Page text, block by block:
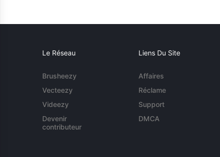
Le Réseau
Brusheezy
Vecteezy
Videezy
Devenir
contributeur
Liens Du Site
Affaires
Réclame
Support
DMCA